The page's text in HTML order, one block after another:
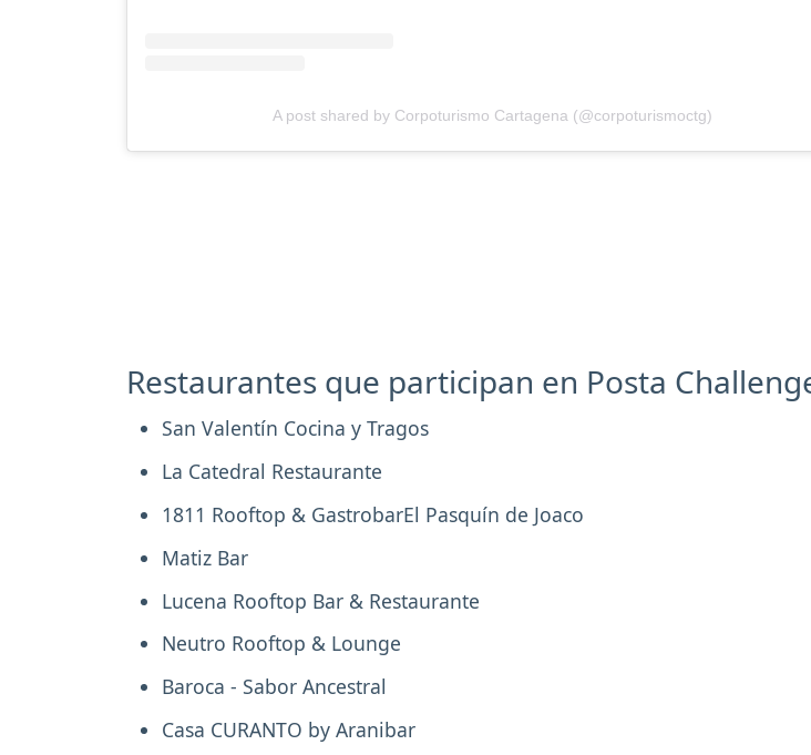
A post shared by Corpoturismo Cartagena (@corpoturismoctg)
Restaurantes que participan en Posta
San Valentín Cocina y Tragos
La Catedral Restaurante
1811 Rooftop & GastrobarEl Pasquín de Joaco
Matiz Bar
Lucena Rooftop Bar & Restaurante
Neutro Rooftop & Lounge
Baroca - Sabor Ancestral
Casa CURANTO by Aranibar